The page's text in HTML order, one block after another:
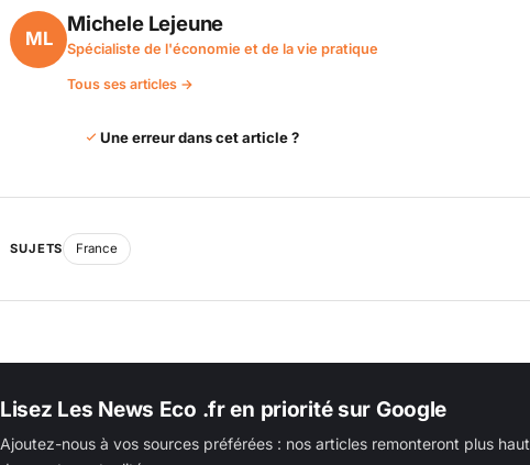
ML
Michele Lejeune
Spécialiste de l'économie et de la vie pratique
Tous ses articles →
Une erreur dans cet article ?
SUJETS France
Lisez Les News Eco .fr en priorité sur Google
Ajoutez-nous à vos sources préférées : nos articles remonteront plus haut